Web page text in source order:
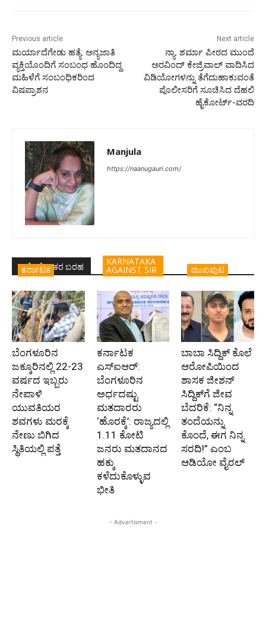
Previous article
ಮರ್ಯಾದೆಗೇಡು ಹತ್ಯೆ: ಅನ್ಯಜಾತಿ
ವ್ಯಕ್ತಿಯೊಂದಿಗೆ ಸಂಬಂಧ ಹೊಂದಿದ್ದ
ಮಹಿಳೆಗೆ ಸಂಬಂಧಿಕರಿಂದ
ವಿಷಪ್ರಾಶನ
Next article
ನ್ಯಾ. ಶರ್ಮಾ ಪೀಠದ ಮುಂದೆ
ಅರವಿಂದ್ ಕೇಜ್ರಿವಾಲ್ ವಾದಿಸಿದ
ವಿಡಿಯೋಗಳನ್ನು ತೆಗೆದುಹಾಕುವಂತೆ
ಪೊಲೀಸರಿಗೆ ಸೂಚಿಸಿದ ದೆಹಲಿ
ಹೈಕೋರ್ಟ್-ವರದಿ
Manjula
https://naanugauri.com/
ಇದೇ ಲೇಖಕರ ಬರಹ
ಕರ್ನಾಟಕ
ಬೆಂಗಳೂರಿನ
ಜಕ್ಕೂರಿನಲ್ಲಿ 22-23
ವರ್ಷದ ಇಬ್ಬರು
ನೇಪಾಳಿ
ಯುವತಿಯರ
ಶವಗಳು ಮರಕ್ಕೆ
ನೇಣು ಬಿಗಿದ
ಸ್ಥಿತಿಯಲ್ಲಿ ಪತ್ತೆ
KARNATAKA
AGAINST SIR
ಕರ್ನಾಟಕ
ಎಸ್ಐಆರ್:
ಬೆಂಗಳೂರಿನ
ಅರ್ಧದಷ್ಟು
ಮತದಾರರು
‘ಹೊರಕ್ಕೆ’: ರಾಜ್ಯದಲ್ಲಿ
1.11 ಕೋಟಿ
ಜನರು ಮತದಾನದ
ಹಕ್ಕು
ಕಳೆದುಕೊಳ್ಳುವ
ಭೀತಿ
ಮುಖಪುಟ
ಬಾಬಾ ಸಿದ್ದಿಕ್ ಕೊಲೆ
ಆರೋಪಿಯಿಂದ
ಶಾಸಕ ಜೀಶನ್
ಸಿದ್ದಿಕ್‌ಗೆ ಜೀವ
ಬೆದರಿಕೆ: “ನಿನ್ನ
ತಂದೆಯನ್ನು
ಕೊಂದೆ, ಈಗ ನಿನ್ನ
ಸರದಿ!” ಎಂಬ
ಆಡಿಯೋ ವೈರಲ್
- Advertisment -